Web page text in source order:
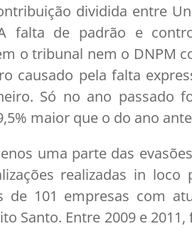
dividida entre
falta de padrão e
o tribunal nem o DNPM
causado pela falta
Só no ano passado
maior que o do ano
uma parte das
realizadas in loco
de 101 empresas com
Santo. Entre 2009 e